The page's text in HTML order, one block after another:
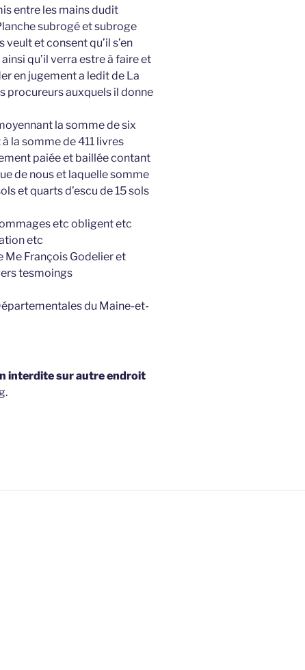
entre les mains dudit
subrogé et subroge
et consent qu’il s’en
qu’il verra estre à faire et
en jugement a ledit de La
procureurs auxquels il donne
la somme de six
la somme de 411 livres
paiée et baillée contant
de nous et laquelle somme
et quarts d’escu de 15 sols
etc obligent etc
etc
Me François Godelier et
tesmoings
du Maine-et-
interdite sur autre endroit